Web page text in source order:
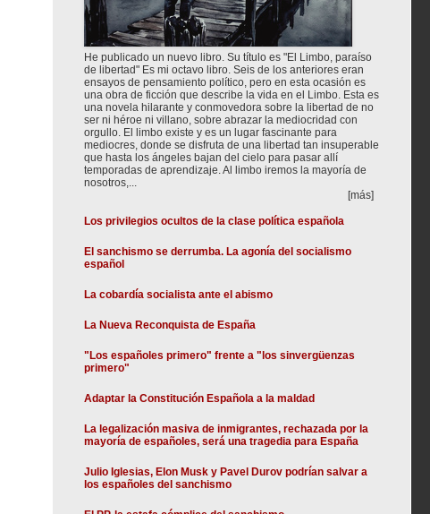
He publicado un nuevo libro. Su título es "El Limbo, paraíso
de libertad" Es mi octavo libro. Seis de los anteriores eran
ensayos de pensamiento político, pero en esta ocasión es
una obra de ficción que describe la vida en el Limbo. Esta es
una novela hilarante y conmovedora sobre la libertad de no
ser ni héroe ni villano, sobre abrazar la mediocridad con
orgullo. El limbo existe y es un lugar fascinante para
mediocres, donde se disfruta de una libertad tan insuperable
que hasta los ángeles bajan del cielo para pasar allí
temporadas de aprendizaje. Al limbo iremos la mayoría de
nosotros,...
[más]
Los privilegios ocultos de la clase política española
El sanchismo se derrumba. La agonía del socialismo
español
La cobardía socialista ante el abismo
La Nueva Reconquista de España
"Los españoles primero" frente a "los sinvergüenzas
primero"
Adaptar la Constitución Española a la maldad
La legalización masiva de inmigrantes, rechazada por la
mayoría de españoles, será una tragedia para España
Julio Iglesias, Elon Musk y Pavel Durov podrían salvar a
los españoles del sanchismo